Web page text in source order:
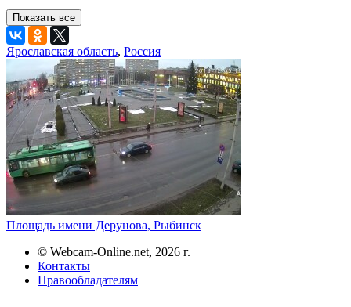
Показать все
Ярославская область, Россия
Площадь имени Дерунова, Рыбинск
© Webcam-Online.net, 2026 г.
Контакты
Правообладателям